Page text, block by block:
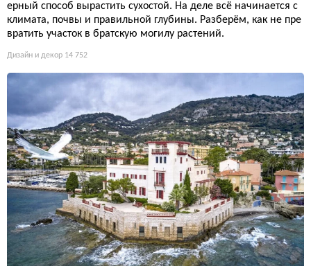
ерный способ вырастить сухостой. На деле всё начинается с
климата, почвы и правильной глубины. Разберём, как не пре
вратить участок в братскую могилу растений.
Дизайн и декор 14 752